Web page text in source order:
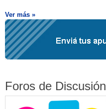
Ver más »
Foros de Discusión